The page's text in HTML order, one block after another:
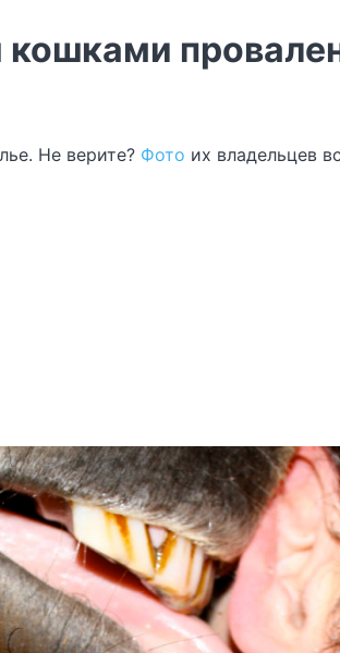
кошками
Не верите? Фото их владельцев